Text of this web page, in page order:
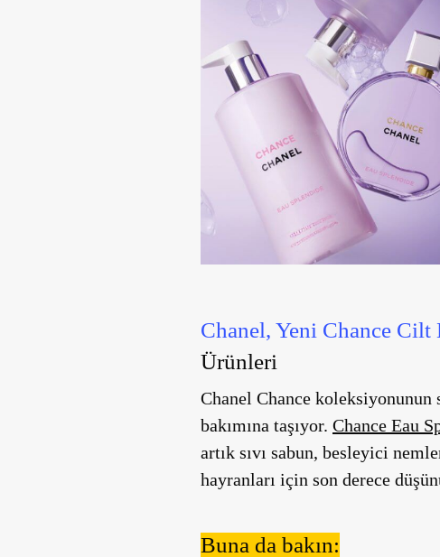
Chanel, Yeni Chance Cilt
Ürünleri
Chanel Chance
bakımına taşıyor. Chance Eau
artık sıvı sabun, besleyici
hayranları için son derece
Buna da bakın: